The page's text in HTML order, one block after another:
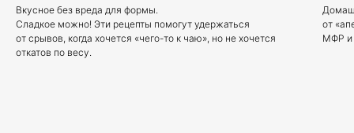
Вкусное без вреда для формы.
Сладкое можно! Эти рецепты помогут удержаться
от срывов, когда хочется «чего-то к чаю», но не хочется
откатов по весу.
от
МФР и